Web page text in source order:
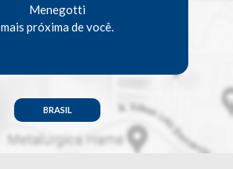
Menegotti
mais próxima de você.
BRASIL